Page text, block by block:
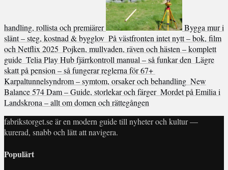
handling, rollista och premiärer
Bygga mur i
slänt – steg, kostnad & bygglov På västfronten intet nytt – bok, film
och Netflix 2025 Pojken, mullvaden, räven och hästen – komplett
guide Telia Play Hub fjärrkontroll manual – så funkar den Lägre
skatt på pension – så fungerar reglerna för 67+
Karpaltunnelsyndrom – symtom, orsaker och behandling New
Balance 574 Dam – Guide, storlekar och färger Mordet på Emilia i
Landskrona – allt om domen och rättegången
fabrikstorget.se är en modern guide till nyheter och kultur —
kurerad, snabb och lätt att navigera.
Populärt